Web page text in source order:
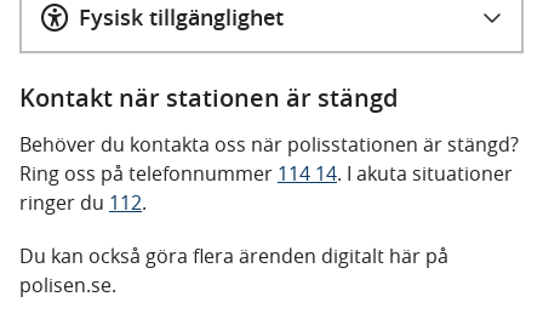
Fysisk tillgänglighet
Kontakt när stationen är stängd
Behöver du kontakta oss när polisstationen är stängd?
Ring oss på telefonnummer 114 14. I akuta situationer
ringer du 112.
Du kan också göra flera ärenden digitalt här på
polisen.se.